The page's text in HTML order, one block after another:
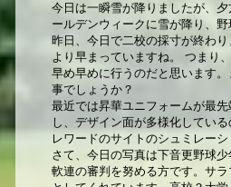
今日は一瞬雪が降りましたが、
ールデンウィークに雪が降り、
昨日、今日で二校の採寸が終わ
より早まっていますね。 つまり
早め早めに行うのだと思います
事でしょうか？
最近では昇華ユニフォームが最
し、デザイン面が多様化してい
レワードのサイトのシュミレー
さて、今日の写真は下音更野球
軟連の審判を努める方です。サ